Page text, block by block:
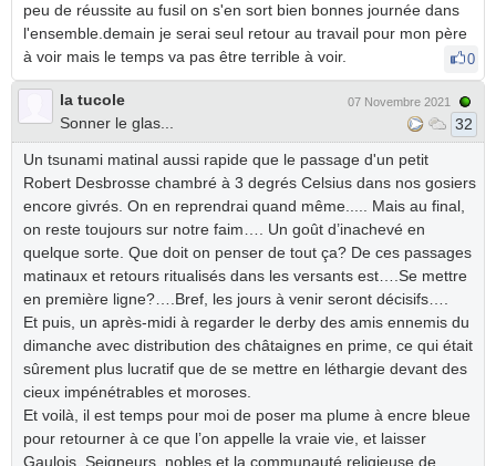
peu de réussite au fusil on s'en sort bien bonnes journée dans
l'ensemble.demain je serai seul retour au travail pour mon père
à voir mais le temps va pas être terrible à voir.
0
la tucole
Sonner le glas...
07 Novembre 2021
32
Un tsunami matinal aussi rapide que le passage d'un petit
Robert Desbrosse chambré à 3 degrés Celsius dans nos gosiers
encore givrés. On en reprendrai quand même..... Mais au final,
on reste toujours sur notre faim…. Un goût d’inachevé en
quelque sorte. Que doit on penser de tout ça? De ces passages
matinaux et retours ritualisés dans les versants est….Se mettre
en première ligne?….Bref, les jours à venir seront décisifs….
Et puis, un après-midi à regarder le derby des amis ennemis du
dimanche avec distribution des châtaignes en prime, ce qui était
sûrement plus lucratif que de se mettre en léthargie devant des
cieux impénétrables et moroses.
Et voilà, il est temps pour moi de poser ma plume à encre bleue
pour retourner à ce que l’on appelle la vraie vie, et laisser
Gaulois, Seigneurs, nobles et la communauté religieuse de